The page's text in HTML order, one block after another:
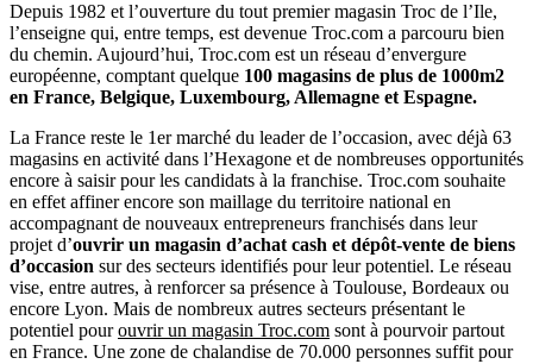
Depuis 1982 et l’ouverture du tout premier magasin Troc de l’Ile,
l’enseigne qui, entre temps, est devenue Troc.com a parcouru bien
du chemin. Aujourd’hui, Troc.com est un réseau d’envergure
européenne, comptant quelque 100 magasins de plus de 1000m2
en France, Belgique, Luxembourg, Allemagne et Espagne.
La France reste le 1er marché du leader de l’occasion, avec déjà 63
magasins en activité dans l’Hexagone et de nombreuses opportunités
encore à saisir pour les candidats à la franchise. Troc.com souhaite
en effet affiner encore son maillage du territoire national en
accompagnant de nouveaux entrepreneurs franchisés dans leur
projet d’ouvrir un magasin d’achat cash et dépôt-vente de biens
d’occasion sur des secteurs identifiés pour leur potentiel. Le réseau
vise, entre autres, à renforcer sa présence à Toulouse, Bordeaux ou
encore Lyon. Mais de nombreux autres secteurs présentant le
potentiel pourouvrir un magasin Troc.com sont à pourvoir partout
en France. Une zone de chalandise de 70.000 personnes suffit pour